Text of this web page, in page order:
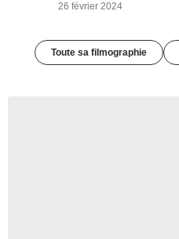
26 février 2024
Toute sa filmographie